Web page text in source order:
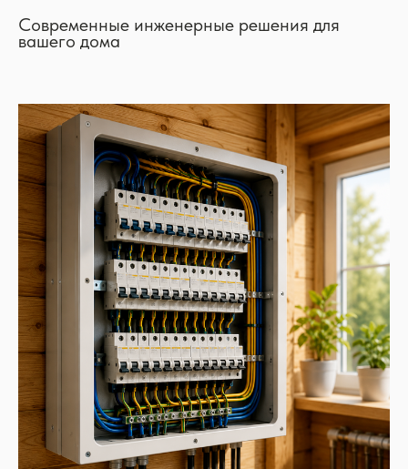
Современные инженерные решения для
вашего дома